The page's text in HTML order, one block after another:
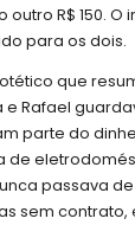
outro R$ 150.
para os dois.
que
Rafael
parte do
de
passava de
sem